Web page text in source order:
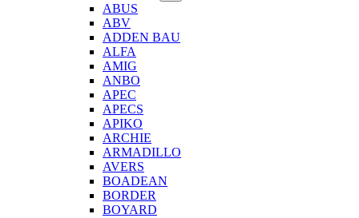
ABUS
ABV
ADDEN BAU
ALFA
AMIG
ANBO
APEC
APECS
APIKO
ARCHIE
ARMADILLO
AVERS
BOADEAN
BORDER
BOYARD